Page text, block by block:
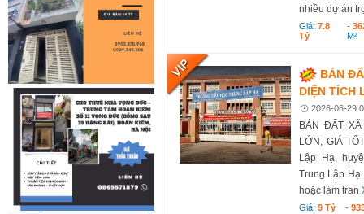
nhiều dự án
Giá:7.8
Tỷ
-
M²
BÁN
DIỆN TÍCH
2026-06-29
BÁN ĐẤT
LỚN, GIÁ
Lập Hạ,
Trung Lập
hoặc làm tran
Giá:9 Tỷ -